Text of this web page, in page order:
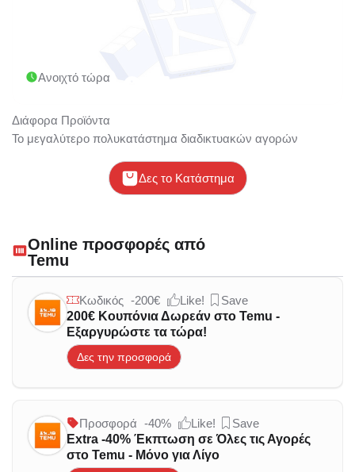
Ανοιχτό τώρα
Διάφορα Προϊόντα
Το μεγαλύτερο πολυκατάστημα διαδικτυακών αγορών
Δες το Κατάστημα
Online προσφορές από
Temu
Κωδικός -200€ Like!
Save
200€ Κουπόνια Δωρεάν στο Temu -
Εξαργυρώστε τα τώρα!
Δες την προσφορά
Προσφορά -40% Like!
Save
Extra -40% Έκπτωση σε Όλες τις Αγορές
στο Temu - Μόνο για Λίγο